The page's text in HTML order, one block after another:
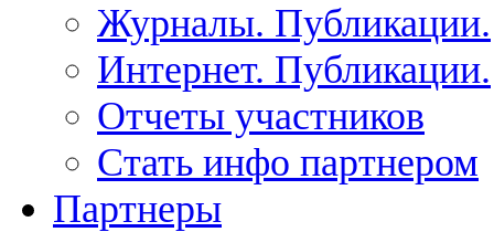
Журналы. Публикации.
Интернет. Публикации.
Отчеты участников
Стать инфо партнером
Партнеры